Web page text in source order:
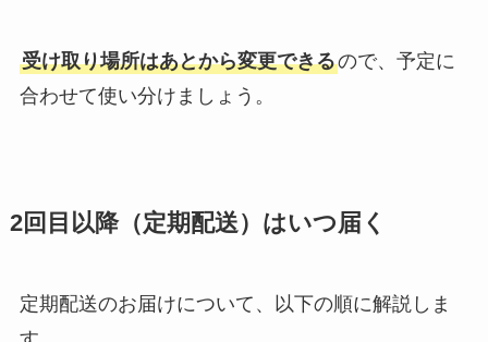
受け取り場所はあとから変更できるので、予定に
合わせて使い分けましょう。
2回目以降（定期配送）はいつ届く
定期配送のお届けについて、以下の順に解説しま